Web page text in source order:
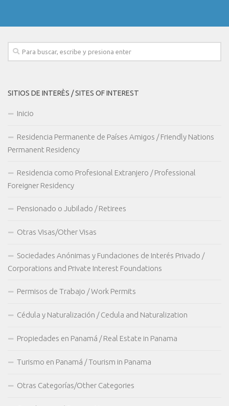
SITIOS DE INTERÈS / SITES OF INTEREST
Inicio
Residencia Permanente de Países Amigos / Friendly Nations
Permanent Residency
Residencia como Profesional Extranjero / Professional
Foreigner Residency
Pensionado o Jubilado / Retirees
Otras Visas/Other Visas
Sociedades Anónimas y Fundaciones de Interés Privado /
Corporations and Private Interest Foundations
Permisos de Trabajo / Work Permits
Cédula y Naturalización / Cedula and Naturalization
Propiedades en Panamá / Real Estate in Panama
Turismo en Panamá / Tourism in Panama
Otras Categorías/Other Categories